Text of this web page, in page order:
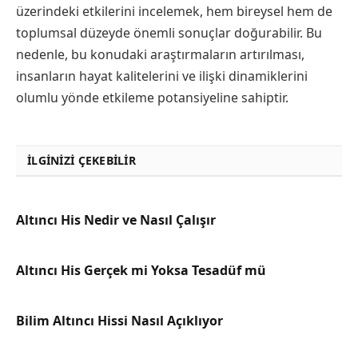
üzerindeki etkilerini incelemek, hem bireysel hem de
toplumsal düzeyde önemli sonuçlar doğurabilir. Bu
nedenle, bu konudaki araştırmaların artırılması,
insanların hayat kalitelerini ve ilişki dinamiklerini
olumlu yönde etkileme potansiyeline sahiptir.
İLGINIZI ÇEKEBILIR
Altıncı His Nedir ve Nasıl Çalışır
Altıncı His Gerçek mi Yoksa Tesadüf mü
Bilim Altıncı Hissi Nasıl Açıklıyor